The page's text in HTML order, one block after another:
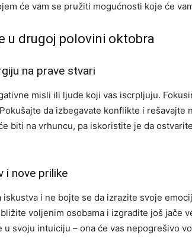
će vam se pružiti mogućnosti koje će
u drugoj polovini oktobra
na prave stvari
misli ili ljude koji vas iscrpljuju.
da izbegavate konflikte i rešavajte
biti na vrhuncu, pa iskoristite je da
i nove prilike
i ne bojte se da izrazite svoje
voljenim osobama i izgradite još jače
u svoju intuiciju – ona će vas nepogrešivo